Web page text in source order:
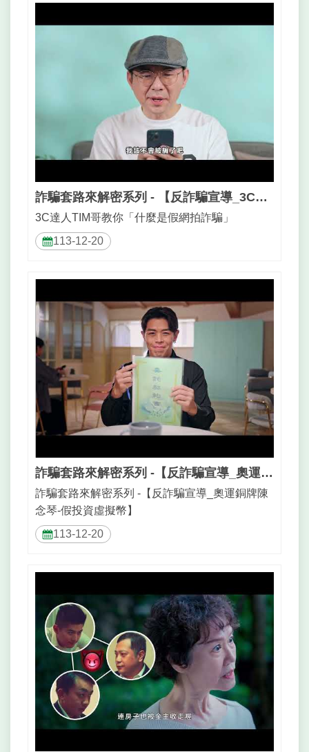
詐騙套路來解密系列 - 【反詐騙宣導_3C達人Tim哥-假網拍】
113-12-20
3C達人TIM哥教你「什麼是假網拍詐騙」
詐騙套路來解密系列 -【反詐騙宣導_奧運銅牌陳念琴-假投資虛擬幣】
113-12-20
詐騙套路來解密系列 -【反詐騙宣導_奧運銅牌陳
念琴-假投資虛擬幣】